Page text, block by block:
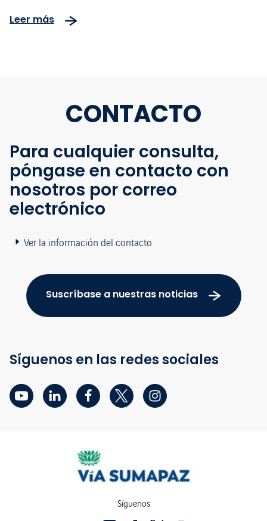
Leer más
CONTACTO
Para cualquier consulta,
póngase en contacto con
nosotros por correo
electrónico
Ver la información del contacto
Suscríbase a nuestras noticias
Síguenos en las redes sociales
Síguenos